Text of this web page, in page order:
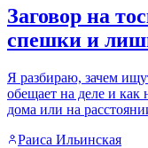
Заговор на
спешки и
Я разбираю, зачем
обещает на деле и как
дома или на
Раиса Ильинская